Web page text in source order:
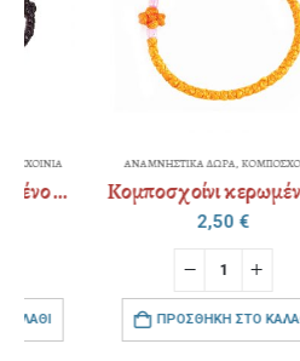
ΑΝΑΜΝΗΣΤΙΚΑ ΔΩΡΑ,ΚΟΜΠΟΣΧΟΙΝΙΑ
Κομποσχοίνι κερωμένο ψιλό χρώμα
ΠΡΟΣΘΉΚΗ ΣΤΟ ΚΑΛΆΘΙ